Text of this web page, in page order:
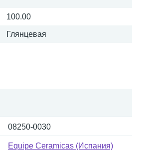
100.00
Глянцевая
08250-0030
Equipe Ceramicas (Испания)